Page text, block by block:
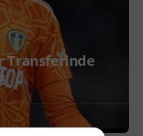
Transferinde